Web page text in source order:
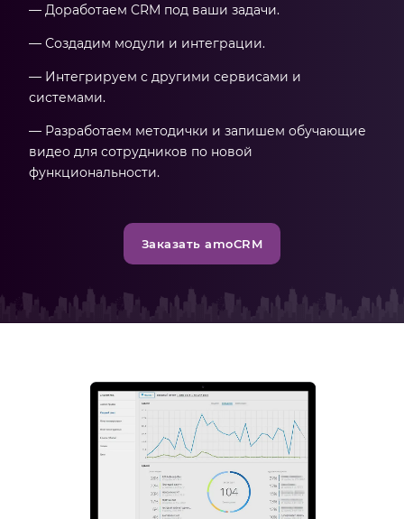
— Доработаем CRM под ваши задачи.
— Создадим модули и интеграции.
— Интегрируем с другими сервисами и
системами.
— Разработаем методички и запишем обучающие
видео для сотрудников по новой
функциональности.
Заказать amoCRM